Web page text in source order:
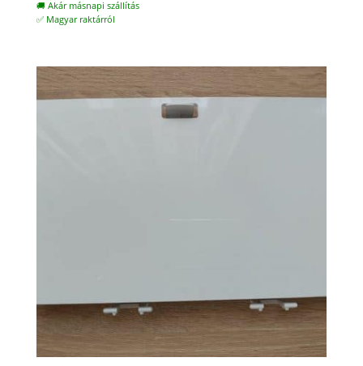
🚚 Akár másnapi szállítás
✅ Magyar raktárról